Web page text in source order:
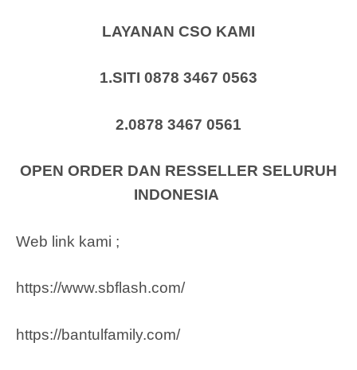
LAYANAN CSO KAMI
1.SITI 0878 3467 0563
2.0878 3467 0561
OPEN ORDER DAN RESSELLER SELURUH
INDONESIA
Web link kami ;
https://www.sbflash.com/
https://bantulfamily.com/